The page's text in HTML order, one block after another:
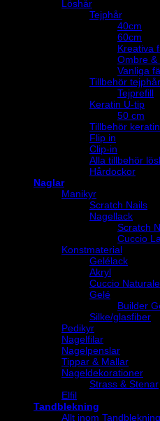
Löshår
Tejphår
40cm
60cm
Kreativa
Ombre &
Vanliga
Tillbehör tejphår
Tejprefill
Keratin U-tip
50 cm
Tillbehör
Flip in
Clip-in
Alla tillbehör
Hårdockor
Naglar
Manikyr
Scratch Nails
Nagellack
Scratch
Cuccio
Konstmaterial
Gelélack
Akryl
Cuccio Naturale
Gelé
Builder
Silke/glasfiber
Pedikyr
Nagelfilar
Nagelpenslar
Tippar & Mallar
Nageldekorationer
Strass & Stenar
Elfil
Tandblekning
Allt inom